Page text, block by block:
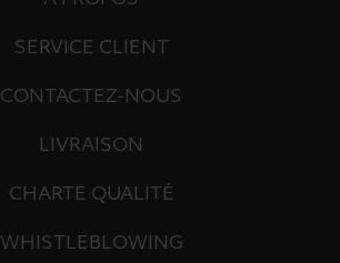
SERVICE CLIENT
CONTACTEZ-NOUS
LIVRAISON
CHARTE QUALITÉ
WHISTLEBLOWING